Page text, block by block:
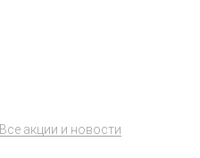
Все акции и новости